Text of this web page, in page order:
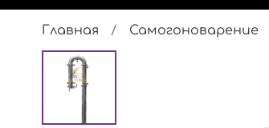
Главная Самогоноварение